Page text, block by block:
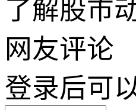
了解股市
网友评论
登录后可